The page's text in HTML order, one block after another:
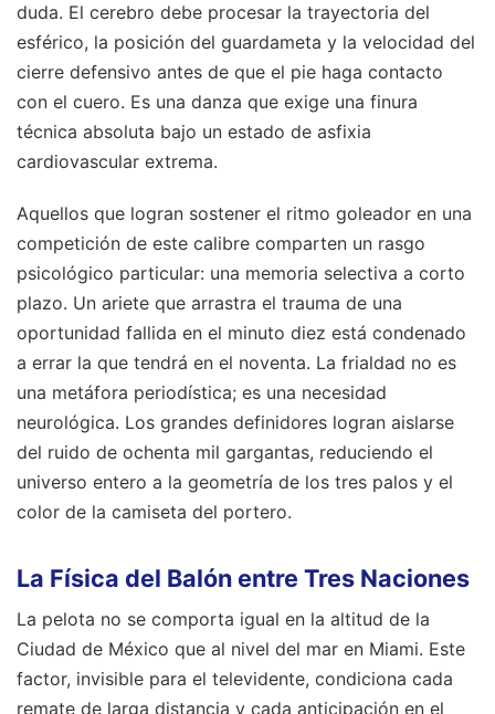
duda. El cerebro debe procesar la trayectoria del
esférico, la posición del guardameta y la velocidad del
cierre defensivo antes de que el pie haga contacto
con el cuero. Es una danza que exige una finura
técnica absoluta bajo un estado de asfixia
cardiovascular extrema.
Aquellos que logran sostener el ritmo goleador en una
competición de este calibre comparten un rasgo
psicológico particular: una memoria selectiva a corto
plazo. Un ariete que arrastra el trauma de una
oportunidad fallida en el minuto diez está condenado
a errar la que tendrá en el noventa. La frialdad no es
una metáfora periodística; es una necesidad
neurológica. Los grandes definidores logran aislarse
del ruido de ochenta mil gargantas, reduciendo el
universo entero a la geometría de los tres palos y el
color de la camiseta del portero.
La Física del Balón entre Tres Naciones
La pelota no se comporta igual en la altitud de la
Ciudad de México que al nivel del mar en Miami. Este
factor, invisible para el televidente, condiciona cada
remate de larga distancia y cada anticipación en el